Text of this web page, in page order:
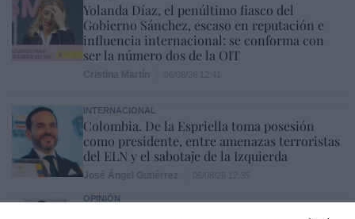
Yolanda Díaz, el penúltimo fiasco del
Gobierno Sánchez, escaso en reputación e
influencia internacional: se conforma con
ser la número dos de la OIT
INTERNACIONAL
Colombia. De la Espriella toma posesión
como presidente, entre amenazas terroristas
del ELN y el sabotaje de la Izquierda
OPINIÓN